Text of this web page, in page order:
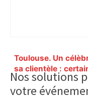
Toulouse. Un
sa clientèle :
pouvaient être
Actu.fr
Primary
Sidebar
Nos solutions
votre